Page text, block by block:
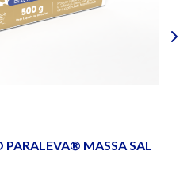
PARALEVA® MASSA SAL